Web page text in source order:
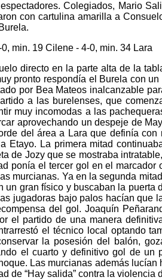
Colegiados, Mario
con cartulina amarilla a
min. 19 Cilene - 4-0, min. 34 Lara
directo en la parte alta de la
pronto respondía el Burela con
por Bea Mateos inalcanzable
a las burelenses, que
muy incomodas a las
aprovechando un despeje de
del área a Lara que definía con
Etayo. La primera mitad
de Jozy que se mostraba
ponía el tercer gol en el marcador
murcianas. Ya en la segunda
gran físico y buscaban la puerta
jugadoras bajo palos hacían que
del gol. Joaquín
el partido de una manera
el técnico local optando
la posesión del balón,
el cuarto y definitivo gol de un
Las murcianas además
de “Hay salida” contra la violencia